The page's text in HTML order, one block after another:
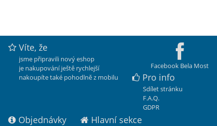
Facebook Bela Most
Víte, že
jsme připravili nový eshop
je nakupování ještě rychlejší
nakoupíte také pohodlně z mobilu
Pro info
Sdílet stránku
F.A.Q.
GDPR
Objednávky Hlavní sekce